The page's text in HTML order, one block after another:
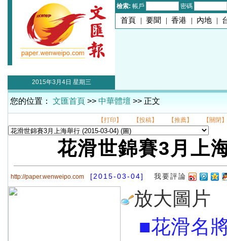
檢索: 帳戶 密碼
首頁 | 要聞 | 香港 | 內地 |
2015年3月4日 星期三
您的位置： 文匯首頁 >> 中華體壇 >> 正文
【打印】 【投稿】 【推薦】 【關閉】
花滑世錦賽3月上
http://paper.wenweipo.com [2015-03-04] 我要評論
放大圖片
■花滑名